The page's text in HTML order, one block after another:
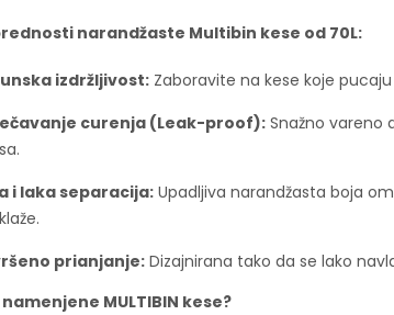
narandžaste Multibin kese od 70L:
izdržljivost: Zaboravite na kese koje
curenja (Leak-proof): Snažno vareno
i laka separacija:Upadljiva narandžasta boja
prianjanje: Dizajnirana tako da se lako
MULTIBIN kese?